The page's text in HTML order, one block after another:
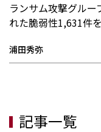
ランサム攻撃グル
れた脆弱性1,631件
浦田秀弥
記事一覧